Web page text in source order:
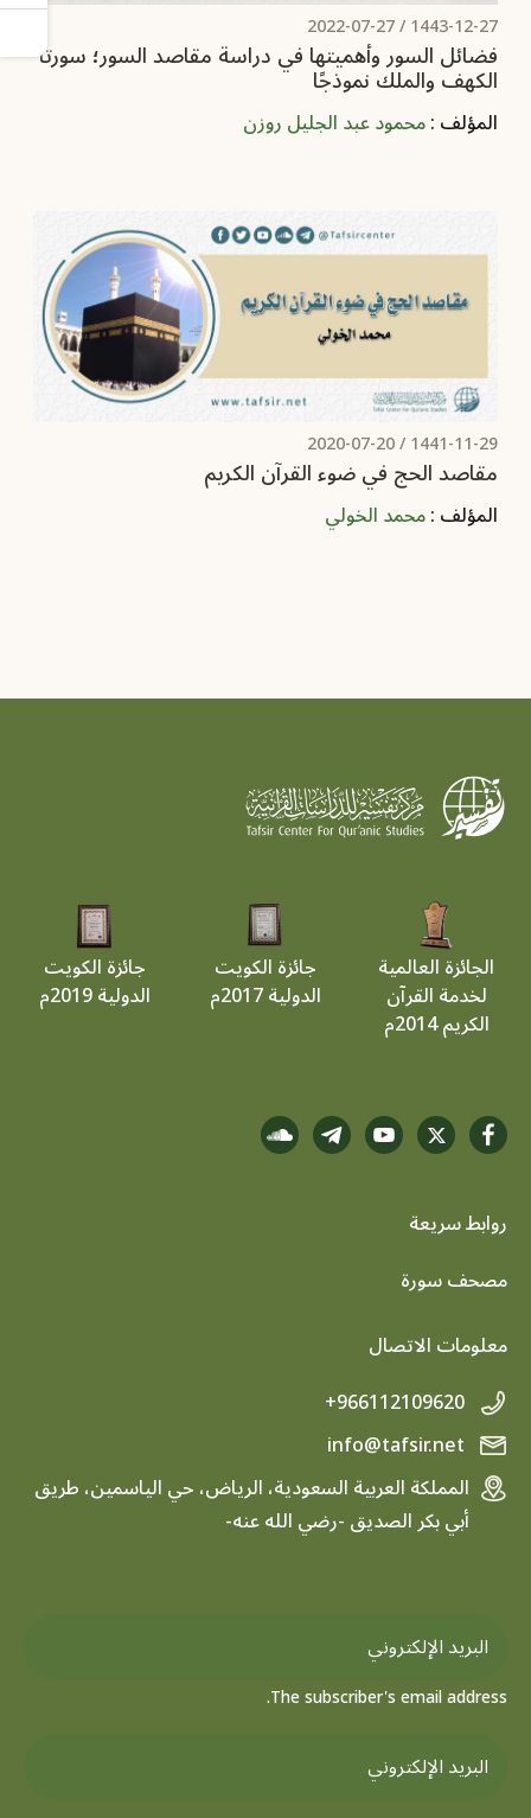
1443-12-27 /
2022-07-27
فضائل السور وأهميتها في دراسة مقاصد السور؛ سورتا
الكهف والملك نموذجًا
المؤلف :محمود عبد الجليل روزن
1441-11-29 /
2020-07-20
مقاصد الحج في ضوء القرآن الكريم
المؤلف :محمد الخولي
الجائزة العالمية
لخدمة القرآن
الكريم 2014م
جائزة الكويت
الدولية 2017م
جائزة الكويت
الدولية 2019م
روابط سريعة
footer menu
مصحف سورة
معلومات الاتصال
+966112109620
المملكة العربية السعودية، الرياض، حي الياسمين، طريق
أبي بكر الصديق -رضي الله عنه-
The subscriber's email address.